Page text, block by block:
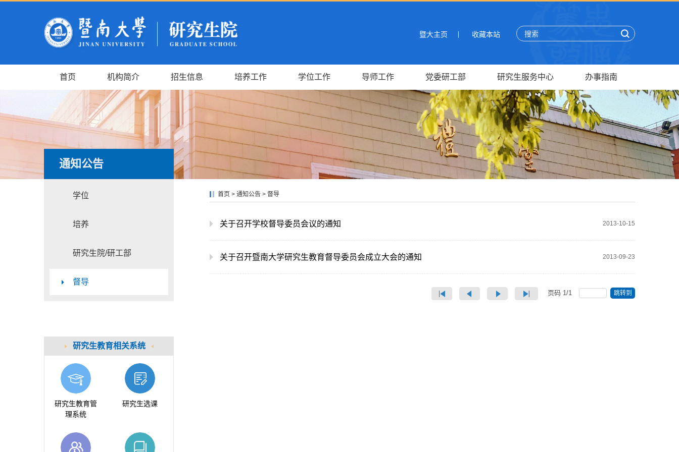
暨大主页 收藏本站
首页 机构简介 招生信息 培养工作 学位工作 导师工作 党委研工部 研究生服务中心 办事指南
通知公告
学位
培养
研究生院/研工部
督导
研究生教育相关系统
研究生教育管
理系统
研究生选课
首页 > 通知公告> 督导
关于召开学校督导委员会议的通知 2013-10-15
关于召开暨南大学研究生教育督导委员会成立大会的通知 2013-09-23
页码 1/1 跳转到